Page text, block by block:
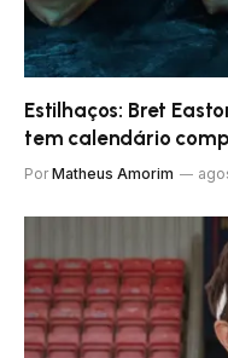
Estilhaços: Bret
tem calendário
Por Matheus Amorim